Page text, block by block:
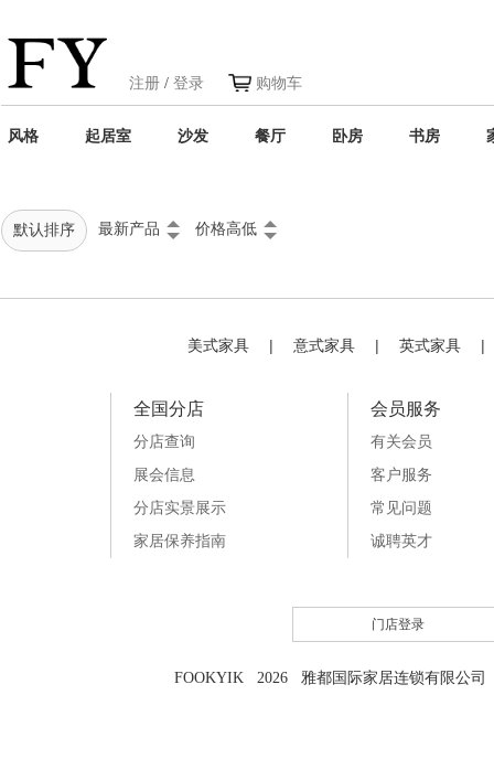
注册 / 登录 购物车
风格 起居室 沙发 餐厅 卧房 书房
默认排序 最新产品 价格高低
美式家具 | 意式家具 | 英式家具 |
全国分店
分店查询
展会信息
分店实景展示
家居保养指南
会员服务
有关会员
客户服务
常见问题
诚聘英才
门店登录
FOOKYIK 2026 雅都国际家居连锁有限公司